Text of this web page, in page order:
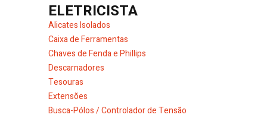
ELETRICISTA
Alicates Isolados
Caixa de Ferramentas
Chaves de Fenda e Phillips
Descarnadores
Tesouras
Extensões
Busca-Pólos / Controlador de Tensão